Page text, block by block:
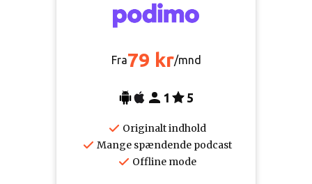
Fra79 kr/mnd
1 5
Originalt indhold
Mange spændende podcast
Offline mode